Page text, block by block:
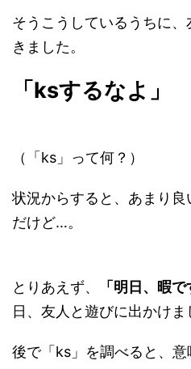
そうこうしているうちに
きました。
「ksするなよ」
（「ks」って何？）
状況からすると、あまり
だけど…。
とりあえず、 「明日、暇で
日、友人と遊びに出かけま
後で「ks」を調べると、意